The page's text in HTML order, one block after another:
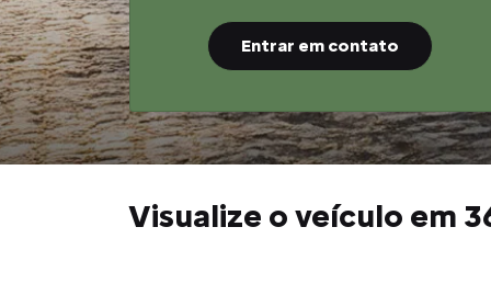
Entrar em contato
Visualize o veículo em